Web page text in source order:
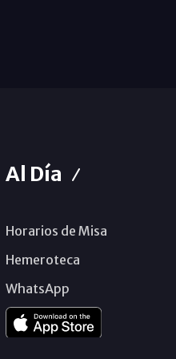
Al Día
Horarios de Misa
Hemeroteca
WhatsApp